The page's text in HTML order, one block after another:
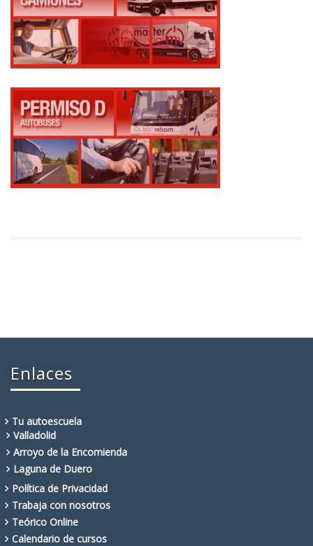
Enlaces
Tu autoescuela
Valladolid
Arroyo de la Encomienda
Laguna de Duero
Política de Privacidad
Trabaja con nosotros
Teórico Online
Calendario de cursos